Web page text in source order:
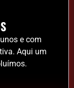
e com
Aqui um